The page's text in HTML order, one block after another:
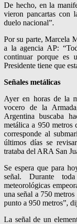
De hecho, en la
vieron pancartas con
duelo nacional”.
Por su parte, Marcela
a la agencia AP:
continuar porque es
Presidente tiene que
Señales metálicas
Ayer en horas de la
vocero de la
Argentina buscaba
metálica a 950 metros
corresponde al
últimos días se
trataba del ARA San
Se espera que para
señal. Durante
meteorológicas
una señal a 750
punto a 950 metros”,
La señal de un